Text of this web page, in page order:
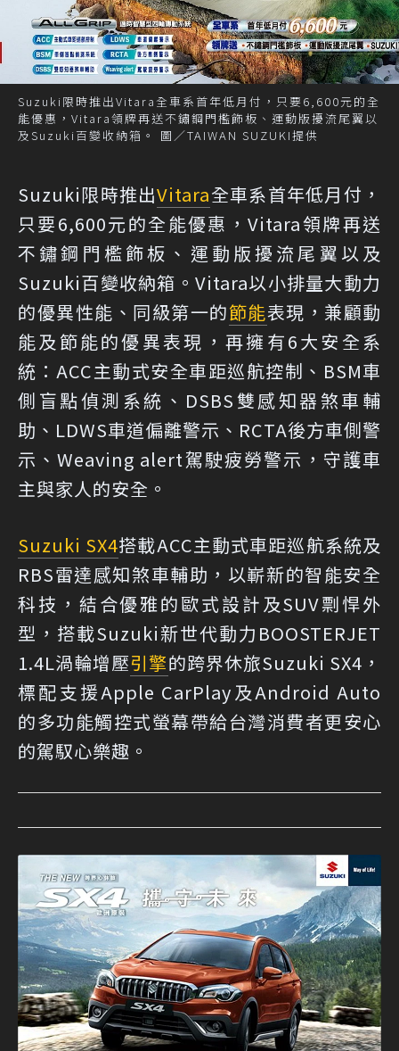
Suzuki限時推出Vitara全車系首年低月付，只要6,600元的全
能優惠，Vitara領牌再送不鏽鋼門檻飾板、運動版擾流尾翼以
及Suzuki百變收納箱。 圖／TAIWAN SUZUKI提供
Suzuki限時推出Vitara全車系首年低月付，
只要6,600元的全能優惠，Vitara領牌再送
不鏽鋼門檻飾板、運動版擾流尾翼以及
Suzuki百變收納箱。Vitara以小排量大動力
的優異性能、同級第一的節能表現，兼顧動
能及節能的優異表現，再擁有6大安全系
統：ACC主動式安全車距巡航控制、BSM車
側盲點偵測系統、DSBS雙感知器煞車輔
助、LDWS車道偏離警示、RCTA後方車側警
示、Weaving alert駕駛疲勞警示，守護車
主與家人的安全。
Suzuki SX4搭載ACC主動式車距巡航系統及
RBS雷達感知煞車輔助，以嶄新的智能安全
科技，結合優雅的歐式設計及SUV剽悍外
型，搭載Suzuki新世代動力BOOSTERJET
1.4L渦輪增壓引擎的跨界休旅Suzuki SX4，
標配支援Apple CarPlay及Android Auto
的多功能觸控式螢幕帶給台灣消費者更安心
的駕馭心樂趣。